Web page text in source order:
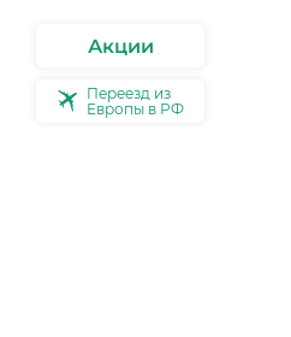
Акции
Переезд из
Европы в РФ